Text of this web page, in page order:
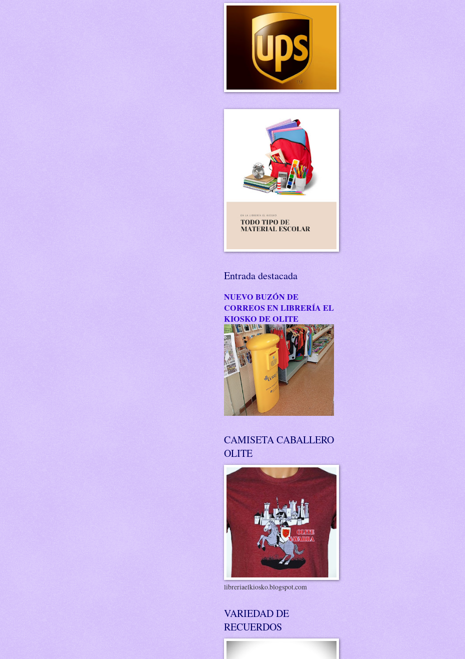
Entrada destacada
NUEVO BUZÓN DE
CORREOS EN LIBRERÍA EL
KIOSKO DE OLITE
CAMISETA CABALLERO
OLITE
libreriaelkiosko.blogspot.com
VARIEDAD DE
RECUERDOS